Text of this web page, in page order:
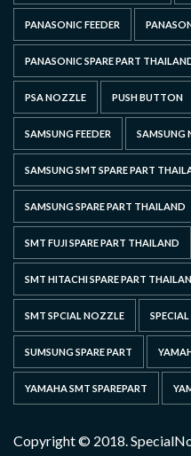
PANASONIC FEEDER
PANASONIC SPARE PART
PSA NOZZLE PUSH BUTTON
SAMSUNG FEEDER SAMSUNG
SAMSUNG SMT SPARE PART
SAMSUNG SPARE PART THAILAND
SMT FUJI SPARE PART THAILAND
SMT HITACHI SPARE PART
SMT SPCIAL NOZZLE
SUMSUNG SPARE PART
YAMAHA SMT SPAREPART
Copyright © 2018.